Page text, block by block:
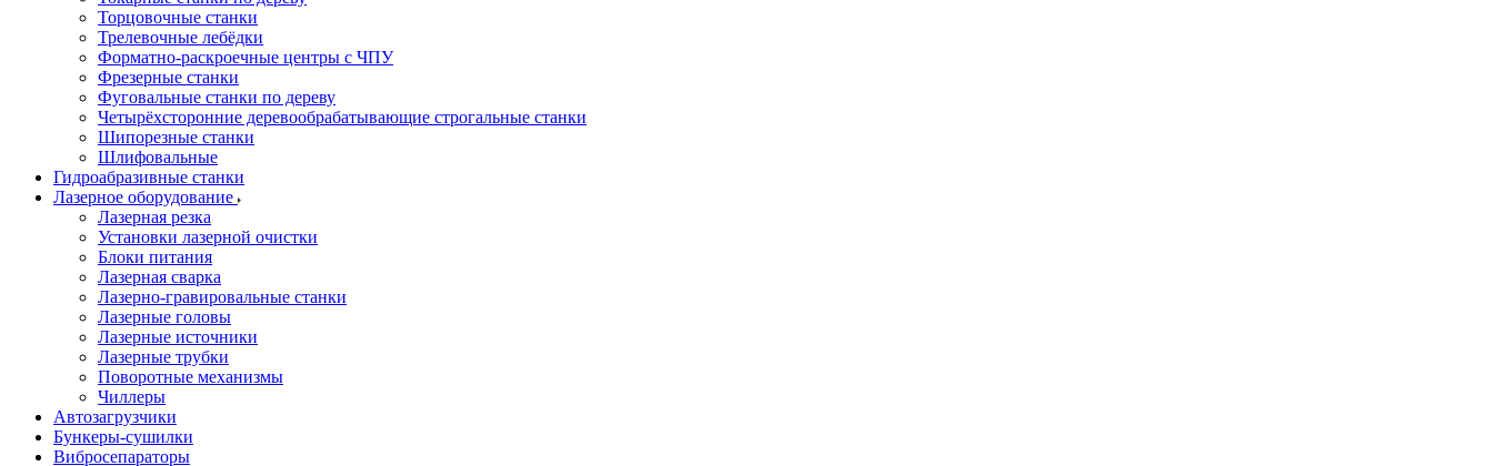
Торцовочные станки
Трелевочные лебёдки
Форматно-раскроечные центры с ЧПУ
Фрезерные станки
Фуговальные станки по дереву
Четырёхсторонние деревообрабатывающие строгальные станки
Шипорезные станки
Шлифовальные
Гидроабразивные станки
Лазерное оборудование
Лазерная резка
Установки лазерной очистки
Блоки питания
Лазерная сварка
Лазерно-гравировальные станки
Лазерные головы
Лазерные источники
Лазерные трубки
Поворотные механизмы
Чиллеры
Автозагрузчики
Бункеры-сушилки
Вибросепараторы